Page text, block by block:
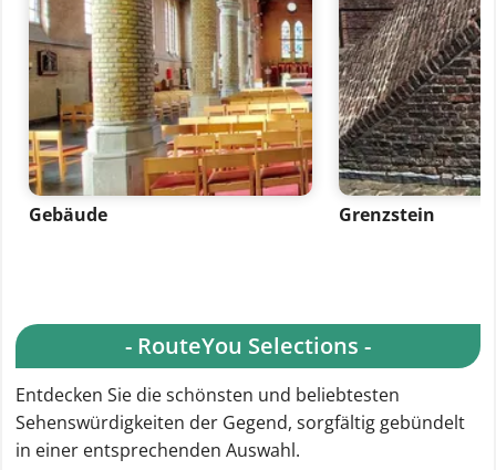
Gebäude Grenzstein
- RouteYou Selections -
Entdecken Sie die schönsten und beliebtesten
Sehenswürdigkeiten der Gegend, sorgfältig gebündelt
in einer entsprechenden Auswahl.